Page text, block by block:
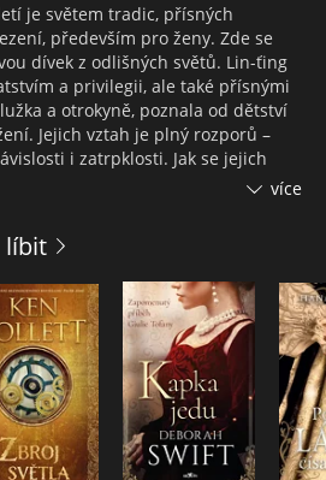
je světem tradic, přísných
především pro ženy. Zde se
dívek z odlišných světů. Lin-ťing
a privilegii, ale také přísnými
a otrokyně, poznala od dětství
Jejich vztah je plný rozporů –
i zatrpklosti. Jak se jejich
obě ženy zjišťují, že jejich osudy
popisuje svět, kde tradice
a kde ženy často bojují nejen proti
ale i jedna proti druhé. Lotosové
hlubokým a pozoruhodným
pravdě i lásce, o hodnotách,
více
líbit